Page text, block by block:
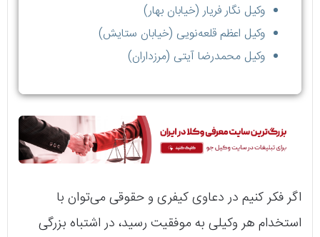
وکیل نگار فریار (خیابان بهار)
وکیل اعظم قلعه‌نویی (خیابان ستایش)
وکیل محمدرضا آیتی (مرزداران)
اگر فکر کنیم در دعاوی کیفری و حقوقی می‌توان با
استخدام هر وکیلی به موفقیت رسید، در اشتباه بزرگی